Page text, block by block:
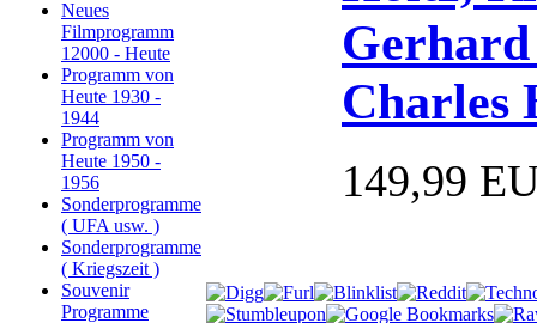
Neues
Filmprogramm
12000 - Heute
Programm von
Heute 1930 -
1944
Programm von
Heute 1950 -
1956
Sonderprogramme
( UFA usw. )
Sonderprogramme
( Kriegszeit )
Souvenir
Programme
Charles
149,99